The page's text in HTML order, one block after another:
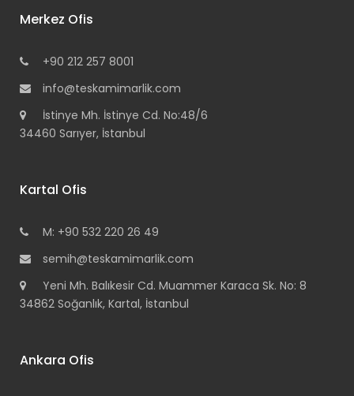
Merkez Ofis
+90 212 257 8001
info@teskamimarlik.com
İstinye Mh. İstinye Cd. No:48/6
34460 Sarıyer, İstanbul
Kartal Ofis
M: +90 532 220 26 49
semih@teskamimarlik.com
Yeni Mh. Balıkesir Cd. Muammer Karaca Sk. No: 8
34862 Soğanlık, Kartal, İstanbul
Ankara Ofis